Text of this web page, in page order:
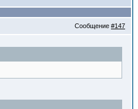
Сообщение #147